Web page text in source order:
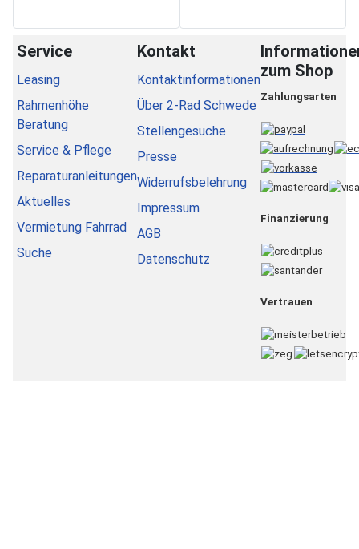
Service
Leasing
Rahmenhöhe
Beratung
Service & Pflege
Reparaturanleitungen
Aktuelles
Vermietung Fahrrad
Suche
Kontakt
Kontaktinformationen
Über 2-Rad Schwede
Stellengesuche
Presse
Widerrufsbelehrung
Impressum
AGB
Datenschutz
zum Shop
Zahlungsarten
Finanzierung
Vertrauen